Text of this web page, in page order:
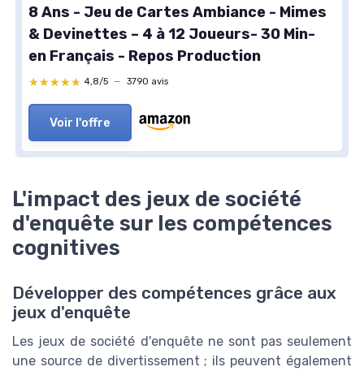
8 Ans - Jeu de Cartes Ambiance - Mimes
& Devinettes – 4 à 12 Joueurs- 30 Min-
en Français - Repos Production
★★★★★
★★★★★ 4,8/5 — 3790 avis
Voir l'offre
L'impact des jeux de société
d'enquête sur les compétences
cognitives
Développer des compétences grâce aux
jeux d'enquête
Les jeux de société d'enquête ne sont pas seulement
une source de divertissement ; ils peuvent également